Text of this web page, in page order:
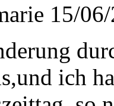
15/
ich